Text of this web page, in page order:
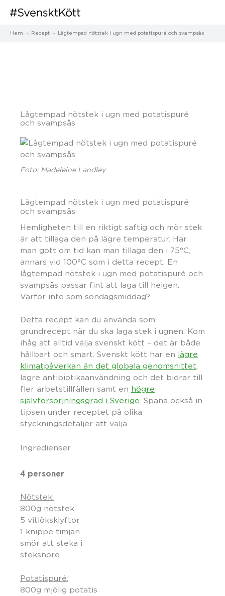
Hem Recept Lågtempad nötstek i ugn med potatispuré och svampsås
Lågtempad nötstek i ugn med potatispuré
och svampsås
Foto: Madeleine Landley
Lågtempad nötstek i ugn med potatispuré
och svampsås
Hemligheten till en riktigt saftig och mör stek
är att tillaga den på lägre temperatur. Har
man gott om tid kan man tillaga den i 75°C,
annars vid 100°C som i detta recept. En
lågtempad nötstek i ugn med potatispuré och
svampsås passar fint att laga till helgen.
Varför inte som söndagsmiddag?
Detta recept kan du använda som
grundrecept när du ska laga stek i ugnen. Kom
ihåg att alltid välja svenskt kött – det är både
hållbart och smart. Svenskt kött har en lägre
klimatpåverkan än det globala genomsnittet
lägre antibiotikaanvändning och det bidrar till
fler arbetstillfällen samt en högre
självförsörjningsgrad i Sverige . Spana också in
tipsen under receptet på olika
styckningsdetaljer att välja.
Ingredienser
4 personer
Nötstek:
800g nötstek
5 vitlöksklyftor
1 knippe timjan
smör att steka i
steksnöre
Potatispuré:
800g mjölig potatis